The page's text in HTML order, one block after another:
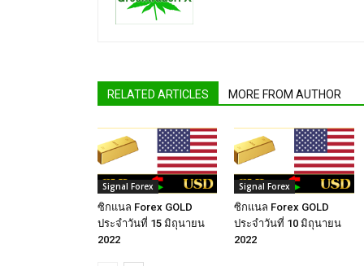
RELATED ARTICLES MORE FROM AUTHOR
Signal Forex
ซิกแนล Forex GOLD
ประจำวันที่ 15 มิถุนายน
2022
Signal Forex
ซิกแนล Forex GOLD
ประจำวันที่ 10 มิถุนายน
2022